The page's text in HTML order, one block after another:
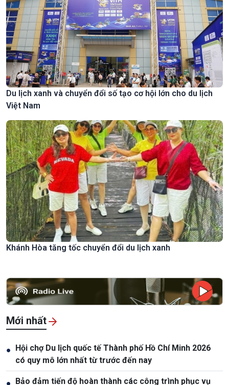
Du lịch xanh và chuyển đổi số tạo cơ hội lớn cho du lịch
Việt Nam
Khánh Hòa tăng tốc chuyển đổi du lịch xanh
Mới nhất
● Hội chợ Du lịch quốc tế Thành phố Hồ Chí Minh 2026
có quy mô lớn nhất từ trước đến nay
Bảo đảm tiến độ hoàn thành các công trình phục vụ